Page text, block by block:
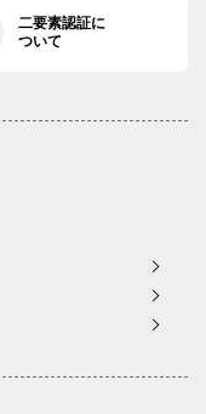
二要素認証に
ついて